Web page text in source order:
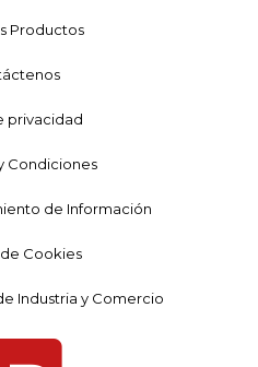
Productos
privacidad
Condiciones
de Información
Cookies
Industria y Comercio